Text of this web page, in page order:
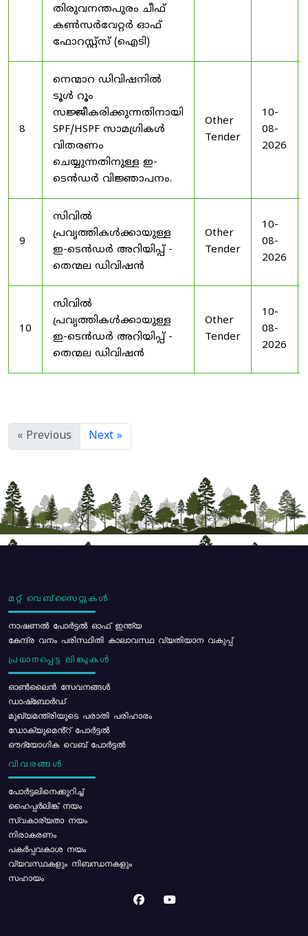
തിരുവനന്തപുരം ചീഫ്
കൺസർവേറ്റർ ഓഫ്
ഫോറസ്റ്റ്സ് (ഐടി)
8
നെന്മാറ ഡിവിഷനിൽ
ടൂൾ റൂം
സജ്ജീകരിക്കുന്നതിനായി
SPF/HSPF സാമഗ്രികൾ
വിതരണം
ചെയ്യുന്നതിനുള്ള ഇ-
ടെൻഡർ വിജ്ഞാപനം.
Other
Tender
10-
08-
2026
9
സിവിൽ
പ്രവൃത്തികൾക്കായുള്ള
ഇ-ടെൻഡർ അറിയിപ്പ് -
തെന്മല ഡിവിഷൻ
Other
Tender
10-
08-
2026
10
സിവിൽ
പ്രവൃത്തികൾക്കായുള്ള
ഇ-ടെൻഡർ അറിയിപ്പ് -
തെന്മല ഡിവിഷൻ
Other
Tender
10-
08-
2026
« Previous Next »
മറ്റ് വെബ്സൈറ്റുകൾ
നാഷണൽ പോർട്ടൽ ഓഫ് ഇന്ത്യ
കേന്ദ്ര വനം പരിസ്ഥിതി കാലാവസ്ഥ വ്യതിയാന വകുപ്പ്
പ്രധാനപ്പെട്ട ലിങ്കുകൾ
ഓൺലൈൻ സേവനങ്ങൾ
ഡാഷ്ബോർഡ്
മുഖ്യമന്ത്രിയുടെ പരാതി പരിഹാരം
ഡോക്യുമെൻ്റ് പോർട്ടൽ
ഔദ്യോഗിക വെബ് പോർട്ടൽ
വിവരങ്ങൾ
പോര്‍ട്ടലിനെക്കുറിച്ച്
ഹൈപ്പർലിങ്ക് നയം
സ്വകാര്യതാ നയം
നിരാകരണം
പകർപ്പവകാശ നയം
വ്യവസ്ഥകളും നിബന്ധനകളും
സഹായം